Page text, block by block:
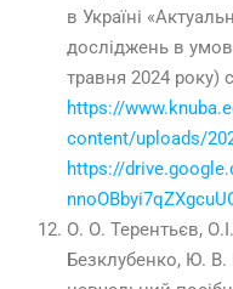
в Україні
досліджень в
травня 2024 року)
https://
content/uploads/
https://
О. О. Терентьєв,
Безклубенко, Ю.